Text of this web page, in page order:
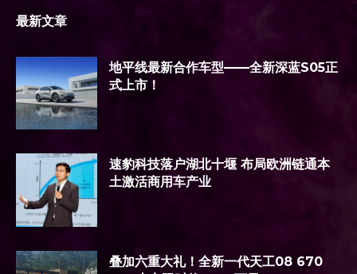
最新文章
地平线最新合作车型——全新深蓝S05正
式上市！
速豹科技落户湖北十堰 布局欧洲链通本
土激活商用车产业
叠加六重大礼！全新一代天工08 670